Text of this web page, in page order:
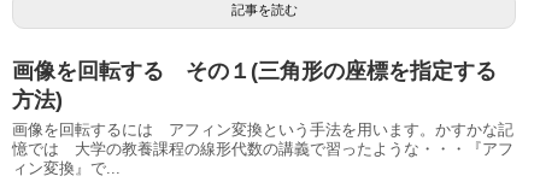
記事を読む
画像を回転する その１(三角形の座標を指定する
方法)
画像を回転するには アフィン変換という手法を用います。かすかな記
憶では 大学の教養課程の線形代数の講義で習ったような・・・『アフ
ィン変換』で...